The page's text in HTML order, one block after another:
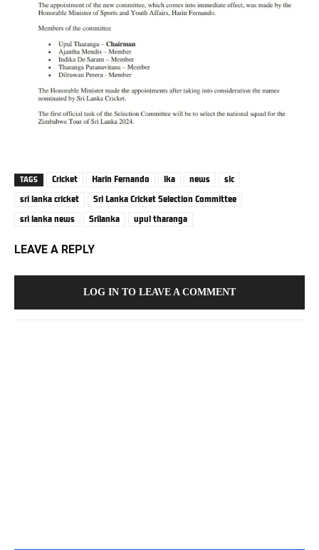
TAGS Cricket Harin Fernando lka news
slc
sri lanka cricket
Sri Lanka Cricket Selection Committee
sri lanka news
Srilanka upul tharanga
LEAVE A REPLY
LOG IN TO LEAVE A COMMENT